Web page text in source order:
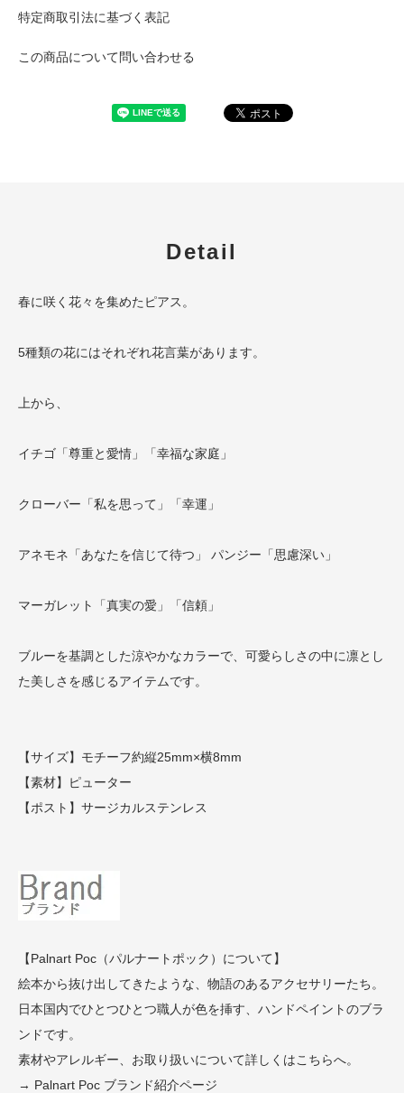
特定商取引法に基づく表記
この商品について問い合わせる
Detail
春に咲く花々を集めたピアス。
5種類の花にはそれぞれ花言葉があります。
上から、
イチゴ「尊重と愛情」「幸福な家庭」
クローバー「私を思って」「幸運」
アネモネ「あなたを信じて待つ」 パンジー「思慮深い」
マーガレット「真実の愛」「信頼」
ブルーを基調とした涼やかなカラーで、可愛らしさの中に凛とし
た美しさを感じるアイテムです。
【サイズ】モチーフ約縦25mm×横8mm
【素材】ピューター
【ポスト】サージカルステンレス
【Palnart Poc（パルナートポック）について】
絵本から抜け出してきたような、物語のあるアクセサリーたち。
日本国内でひとつひとつ職人が色を挿す、ハンドペイントのブラ
ンドです。
素材やアレルギー、お取り扱いについて詳しくはこちらへ。
→ Palnart Poc ブランド紹介ページ